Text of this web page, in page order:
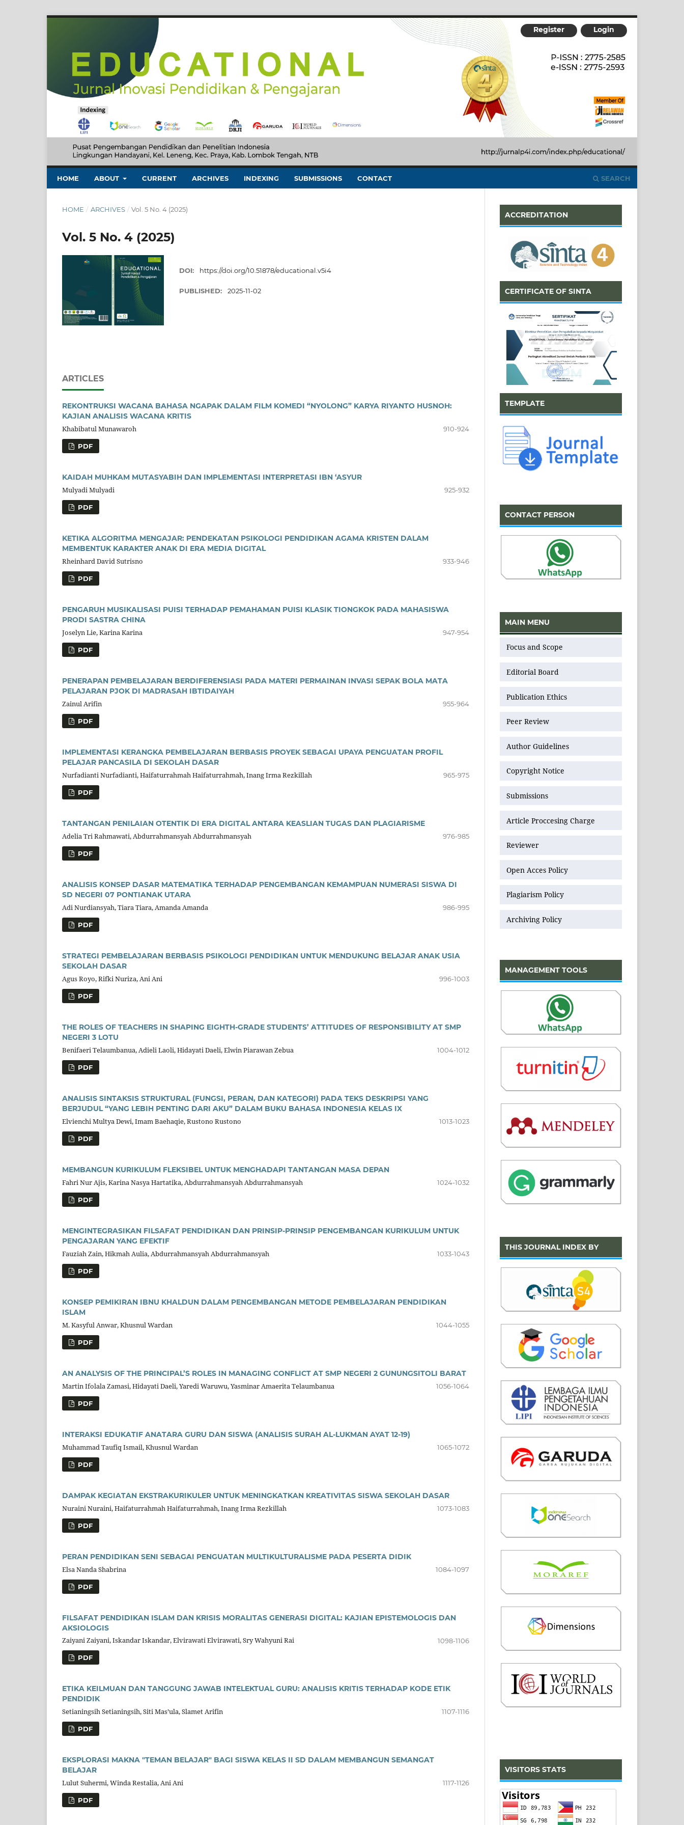
HOME ABOUT CURRENT ARCHIVES INDEXING SUBMISSIONS CONTACT SEARCH
Register Login
HOME / ARCHIVES / Vol. 5 No. 4 (2025)
Vol. 5 No. 4 (2025)
DOI: https://doi.org/10.51878/educational.v5i4
PUBLISHED: 2025-11-02
ARTICLES
REKONTRUKSI WACANA BAHASA NGAPAK DALAM FILM KOMEDI “NYOLONG” KARYA RIYANTO HUSNOH:
KAJIAN ANALISIS WACANA KRITIS
Khabibatul Munawaroh
910-924
PDF
KAIDAH MUHKAM MUTASYABIH DAN IMPLEMENTASI INTERPRETASI IBN ‘ASYUR
Mulyadi Mulyadi
925-932
PDF
KETIKA ALGORITMA MENGAJAR: PENDEKATAN PSIKOLOGI PENDIDIKAN AGAMA KRISTEN DALAM
MEMBENTUK KARAKTER ANAK DI ERA MEDIA DIGITAL
Rheinhard David Sutrisno
933-946
PDF
PENGARUH MUSIKALISASI PUISI TERHADAP PEMAHAMAN PUISI KLASIK TIONGKOK PADA MAHASISWA
PRODI SASTRA CHINA
Joselyn Lie, Karina Karina
947-954
PDF
PENERAPAN PEMBELAJARAN BERDIFERENSIASI PADA MATERI PERMAINAN INVASI SEPAK BOLA MATA
PELAJARAN PJOK DI MADRASAH IBTIDAIYAH
Zainul Arifin
955-964
PDF
IMPLEMENTASI KERANGKA PEMBELAJARAN BERBASIS PROYEK SEBAGAI UPAYA PENGUATAN PROFIL
PELAJAR PANCASILA DI SEKOLAH DASAR
Nurfadianti Nurfadianti, Haifaturrahmah Haifaturrahmah, Inang Irma Rezkillah
965-975
PDF
TANTANGAN PENILAIAN OTENTIK DI ERA DIGITAL ANTARA KEASLIAN TUGAS DAN PLAGIARISME
Adelia Tri Rahmawati, Abdurrahmansyah Abdurrahmansyah
976-985
PDF
ANALISIS KONSEP DASAR MATEMATIKA TERHADAP PENGEMBANGAN KEMAMPUAN NUMERASI SISWA DI
SD NEGERI 07 PONTIANAK UTARA
Adi Nurdiansyah, Tiara Tiara, Amanda Amanda
986-995
PDF
STRATEGI PEMBELAJARAN BERBASIS PSIKOLOGI PENDIDIKAN UNTUK MENDUKUNG BELAJAR ANAK USIA
SEKOLAH DASAR
Agus Royo, Rifki Nuriza, Ani Ani
996-1003
PDF
THE ROLES OF TEACHERS IN SHAPING EIGHTH-GRADE STUDENTS’ ATTITUDES OF RESPONSIBILITY AT SMP
NEGERI 3 LOTU
Benifaeri Telaumbanua, Adieli Laoli, Hidayati Daeli, Elwin Piarawan Zebua
1004-1012
PDF
ANALISIS SINTAKSIS STRUKTURAL (FUNGSI, PERAN, DAN KATEGORI) PADA TEKS DESKRIPSI YANG
BERJUDUL “YANG LEBIH PENTING DARI AKU” DALAM BUKU BAHASA INDONESIA KELAS IX
Elvienchi Multya Dewi, Imam Baehaqie, Rustono Rustono
1013-1023
PDF
MEMBANGUN KURIKULUM FLEKSIBEL UNTUK MENGHADAPI TANTANGAN MASA DEPAN
Fahri Nur Ajis, Karina Nasya Hartatika, Abdurrahmansyah Abdurrahmansyah
1024-1032
PDF
MENGINTEGRASIKAN FILSAFAT PENDIDIKAN DAN PRINSIP-PRINSIP PENGEMBANGAN KURIKULUM UNTUK
PENGAJARAN YANG EFEKTIF
Fauziah Zain, Hikmah Aulia, Abdurrahmansyah Abdurrahmansyah
1033-1043
PDF
KONSEP PEMIKIRAN IBNU KHALDUN DALAM PENGEMBANGAN METODE PEMBELAJARAN PENDIDIKAN
ISLAM
M. Kasyful Anwar, Khusnul Wardan
1044-1055
PDF
AN ANALYSIS OF THE PRINCIPAL’S ROLES IN MANAGING CONFLICT AT SMP NEGERI 2 GUNUNGSITOLI BARAT
Martin Ifolala Zamasi, Hidayati Daeli, Yaredi Waruwu, Yasminar Amaerita Telaumbanua
1056-1064
PDF
INTERAKSI EDUKATIF ANATARA GURU DAN SISWA (ANALISIS SURAH AL-LUKMAN AYAT 12-19)
Muhammad Taufiq Ismail, Khusnul Wardan
1065-1072
PDF
DAMPAK KEGIATAN EKSTRAKURIKULER UNTUK MENINGKATKAN KREATIVITAS SISWA SEKOLAH DASAR
Nuraini Nuraini, Haifaturrahmah Haifaturrahmah, Inang Irma Rezkillah
1073-1083
PDF
PERAN PENDIDIKAN SENI SEBAGAI PENGUATAN MULTIKULTURALISME PADA PESERTA DIDIK
Elsa Nanda Shabrina
1084-1097
PDF
FILSAFAT PENDIDIKAN ISLAM DAN KRISIS MORALITAS GENERASI DIGITAL: KAJIAN EPISTEMOLOGIS DAN
AKSIOLOGIS
Zaiyani Zaiyani, Iskandar Iskandar, Elvirawati Elvirawati, Sry Wahyuni Rai
1098-1106
PDF
ETIKA KEILMUAN DAN TANGGUNG JAWAB INTELEKTUAL GURU: ANALISIS KRITIS TERHADAP KODE ETIK
PENDIDIK
Setianingsih Setianingsih, Siti Mas’ula, Slamet Arifin
1107-1116
PDF
EKSPLORASI MAKNA "TEMAN BELAJAR" BAGI SISWA KELAS II SD DALAM MEMBANGUN SEMANGAT
BELAJAR
Lulut Suhermi, Winda Restalia, Ani Ani
1117-1126
PDF
ACCREDITATION
CERTIFICATE OF SINTA
TEMPLATE
CONTACT PERSON
MAIN MENU
Focus and Scope
Editorial Board
Publication Ethics
Peer Review
Author Guidelines
Copyright Notice
Submissions
Article Proccesing Charge
Reviewer
Open Acces Policy
Plagiarism Policy
Archiving Policy
MANAGEMENT TOOLS
THIS JOURNAL INDEX BY
VISITORS STATS